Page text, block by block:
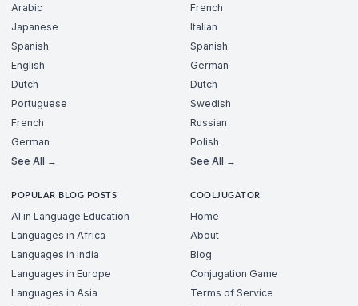
Arabic
Japanese
Spanish
English
Dutch
Portuguese
French
German
See All →
French
Italian
Spanish
German
Dutch
Swedish
Russian
Polish
See All →
POPULAR BLOG POSTS
AI in Language Education
Languages in Africa
Languages in India
Languages in Europe
Languages in Asia
COOLJUGATOR
Home
About
Blog
Conjugation Game
Terms of Service